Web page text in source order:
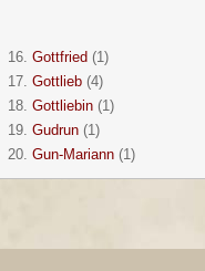
16. Gottfried (1)
17. Gottlieb (4)
18. Gottliebin (1)
19. Gudrun (1)
20. Gun-Mariann (1)